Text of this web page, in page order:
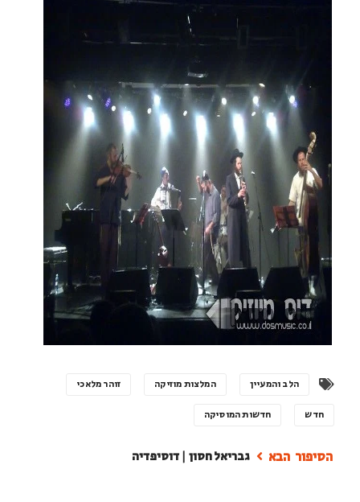
הלב והמעיין המלצות מוזיקה זוהר מלאכי
חדש חדשות המוסיקה
גבריאל חסון | דוסיפדיה